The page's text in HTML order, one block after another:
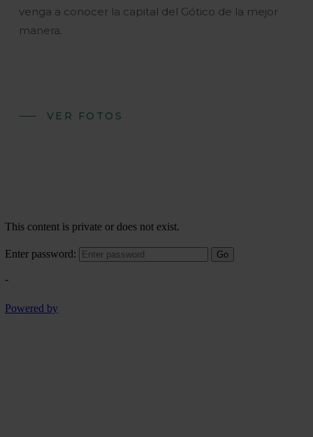
venga a conocer la capital del Gótico de la mejor
manera.
VER FOTOS